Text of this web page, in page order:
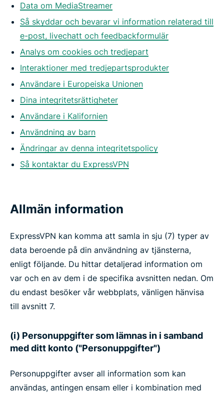
Data om MediaStreamer
Så skyddar och bevarar vi information relaterad till
e-post, livechatt och feedbackformulär
Analys om cookies och tredjepart
Interaktioner med tredjepartsprodukter
Användare i Europeiska Unionen
Dina integritetsrättigheter
Användare i Kalifornien
Användning av barn
Ändringar av denna integritetspolicy
Så kontaktar du ExpressVPN
Allmän information
ExpressVPN kan komma att samla in sju (7) typer av
data beroende på din användning av tjänsterna,
enligt följande. Du hittar detaljerad information om
var och en av dem i de specifika avsnitten nedan. Om
du endast besöker vår webbplats, vänligen hänvisa
till avsnitt 7.
(i) Personuppgifter som lämnas in i samband
med ditt konto ("Personuppgifter")
Personuppgifter avser all information som kan
användas, antingen ensam eller i kombination med